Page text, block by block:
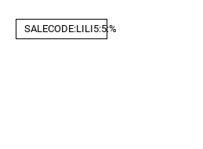
SALECODE:LILI5:5:%